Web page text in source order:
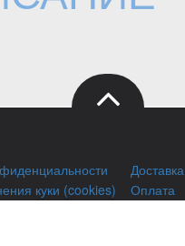
куки (cookies)
Доставка
Оплата